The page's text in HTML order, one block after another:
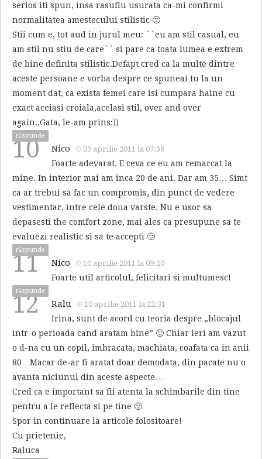
serios iti spun, insa rasuflu usurata ca-mi confirmi
normalitatea amestecului stilistic 🙂
Stii cum e, tot aud in jurul meu: ´´eu am stil casual, eu
am stil nu stiu de care´´ si pare ca toata lumea e extrem
de bine definita stilistic.Defapt cred ca la multe dintre
aceste persoane e vorba despre ce spuneai tu la un
moment dat, ca exista femei care isi cumpara haine cu
exact aceiasi croiala,acelasi stil, over and over
again..Gata, le-am prins:))
răspunde
10 Nico 09 aprilie 2011 la 07:38
Foarte adevarat. E ceva ce eu am remarcat la
mine. In interior mai am inca 20 de ani. Dar am 35… Simt
ca ar trebui sa fac un compromis, din punct de vedere
vestimentar, intre cele doua varste. Nu e usor sa
depasesti the comfort zone, mai ales ca presupune sa te
evaluezi realistic si sa te accepti 🙂
răspunde
11 Nico 10 aprilie 2011 la 09:20
Foarte util articolul, felicitari si multumesc!
răspunde
12 Ralu 10 aprilie 2011 la 22:31
Irina, sunt de acord cu teoria despre „blocajul
intr-o perioada cand aratam bine” 🙂 Chiar ieri am vazut
o d-na cu un copil, imbracata, machiata, coafata ca in anii
80…Macar de-ar fi aratat doar demodata, din pacate nu o
avanta niciunul din aceste aspecte…
Cred ca e important sa fii atenta la schimbarile din tine
pentru a le reflecta si pe tine 🙂
Spor in continuare la articole folositoare!
Cu prietenie,
Raluca